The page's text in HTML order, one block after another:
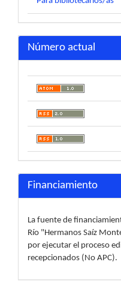
Número actual
Financiamiento
La fuente de
Río "Hermanos Saíz
por ejecutar el proceso
recepcionados (No APC).